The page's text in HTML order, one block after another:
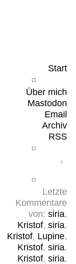
Start
Über mich
Mastodon
Email
Archiv
RSS
Letzte
Kommentare
von: siria,
Kristof, siria,
Kristof, Lupine,
Kristof, siria,
Kristof, siria,